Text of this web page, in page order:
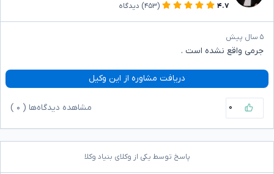
۴.۷
(۴۵۳) دیدگاه
۵ سال پیش
جرمی واقع نشده است .
دریافت مشاوره از این وکیل
۰ مشاهده دیدگاه‌ها ( ۰
پاسخ توسط یکی از وکلای بنیاد وکلا